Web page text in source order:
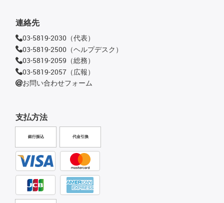
支払方法
銀行振込 代金引換
連絡先
03-5819-2030（代表）
03-5819-2500（ヘルプデスク）
03-5819-2059（総務）
03-5819-2057（広報）
お問い合わせフォーム